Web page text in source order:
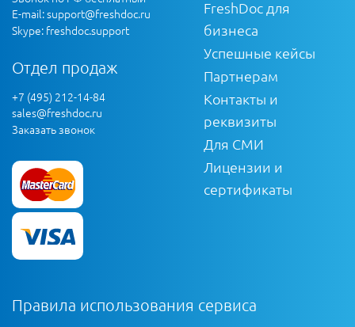
E-mail:support@freshdoc.ru
Skype: freshdoc.support
Отдел продаж
+7 (495) 212-14-84
sales@freshdoc.ru
Заказать звонок
FreshDoc для
бизнеса
Успешные кейсы
Партнерам
Контакты и
реквизиты
Для СМИ
Лицензии и
сертификаты
Правила использования сервиса